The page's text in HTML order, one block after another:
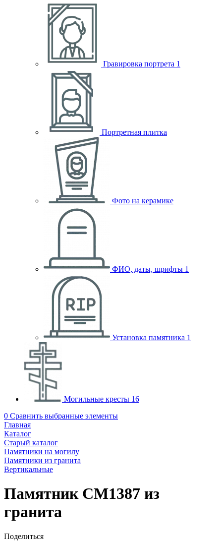
Гравировка портрета 1
Портретная плитка
Фото на керамике
ФИО, даты, шрифты 1
Установка памятника 1
Могильные кресты 16
0 Сравнить выбранные элементы
Главная
Каталог
Старый каталог
Памятники на могилу
Памятники из гранита
Вертикальные
Памятник CM1387 из
гранита
Поделиться